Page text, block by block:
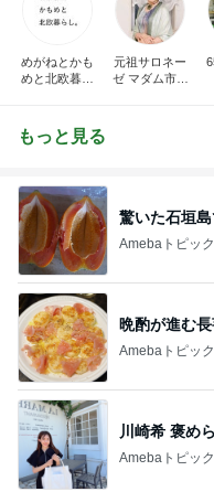
めがねとかも
めと北欧暮ら
元祖サロネー
ゼ マダム市川
もっと見る
驚いた石垣
Amebaトピッ
晩酌が進む
Amebaトピッ
川崎希 褒め
Amebaトピッ